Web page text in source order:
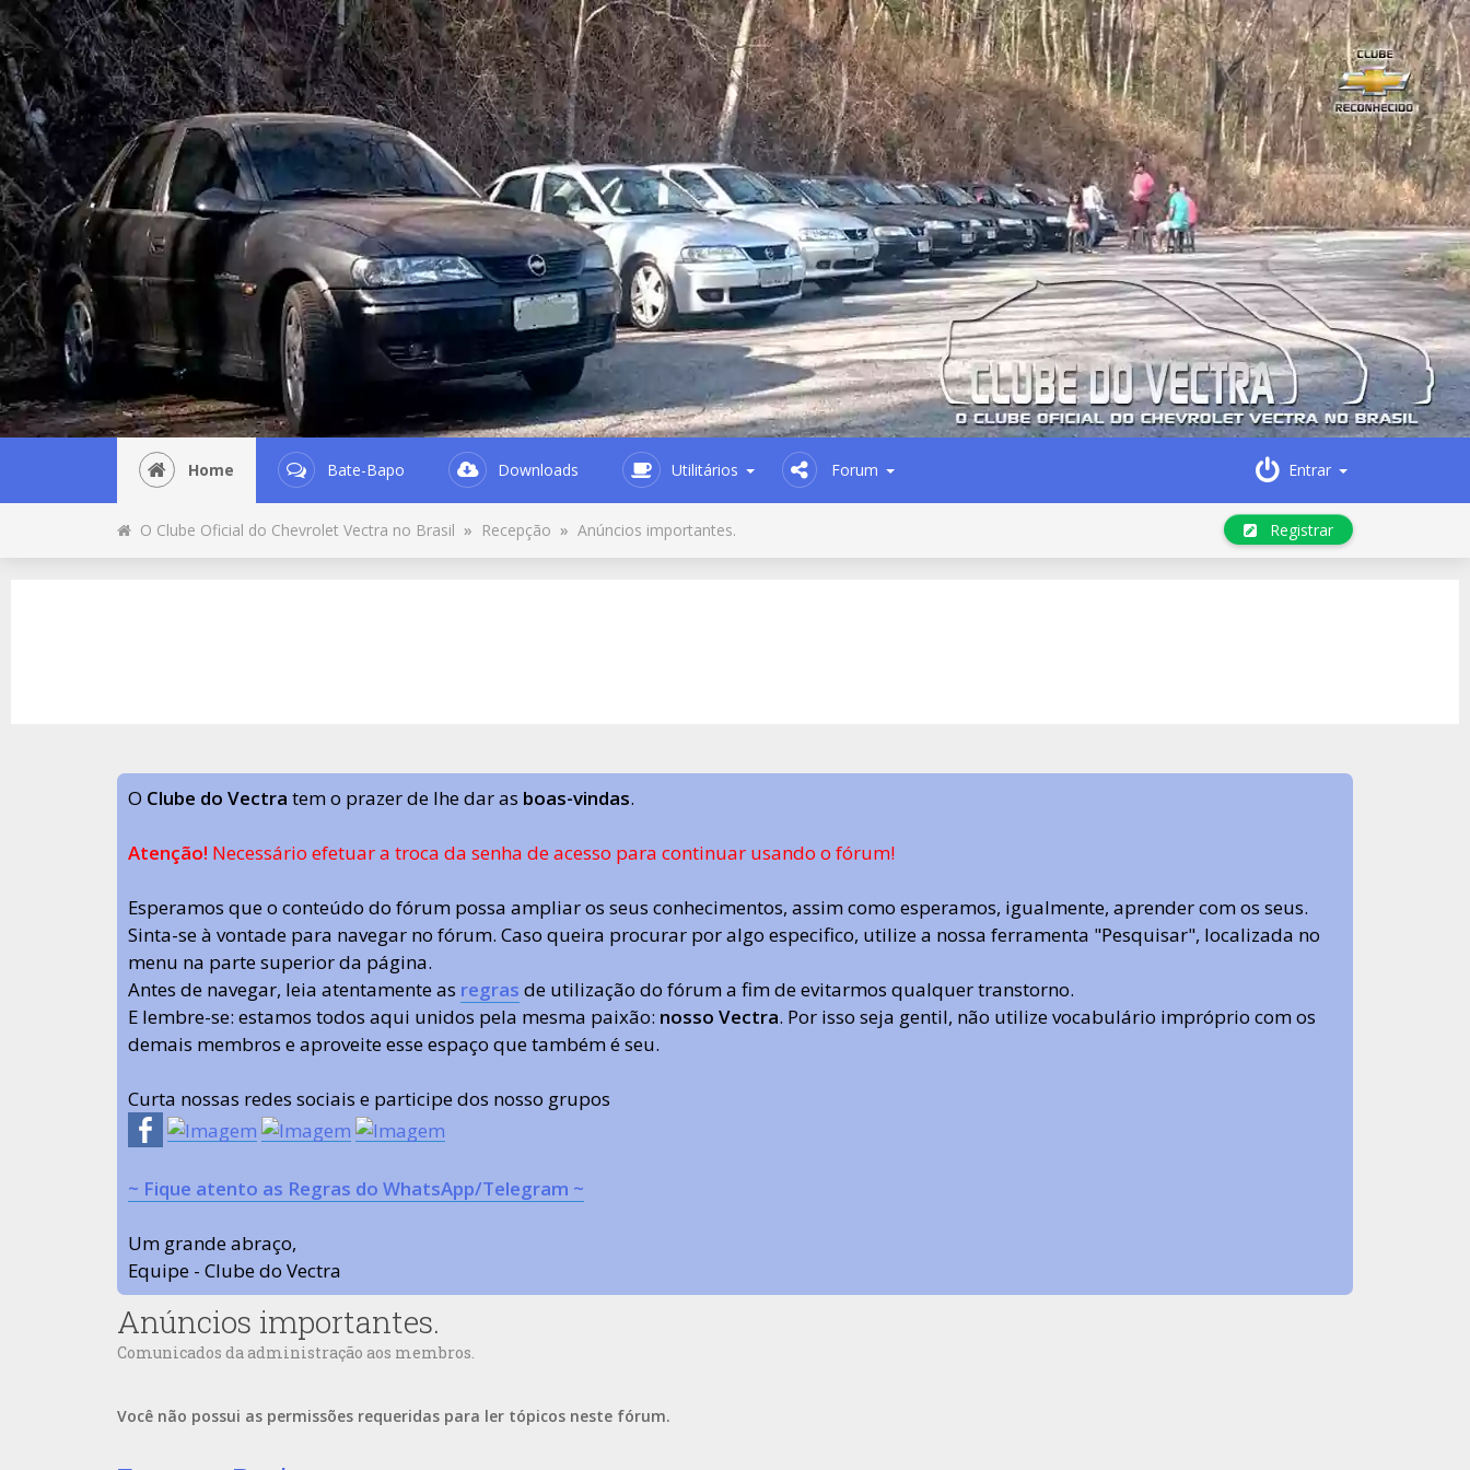
Home Bate-Bapo Downloads Utilitários Forum Entrar
O Clube Oficial do Chevrolet Vectra no Brasil » Recepção » Anúncios importantes. Registrar
O Clube do Vectra tem o prazer de lhe dar as boas-vindas.
Atenção! Necessário efetuar a troca da senha de acesso para continuar usando o fórum!
Esperamos que o conteúdo do fórum possa ampliar os seus conhecimentos, assim como esperamos, igualmente, aprender com os seus.
Sinta-se à vontade para navegar no fórum. Caso queira procurar por algo especifico, utilize a nossa ferramenta "Pesquisar", localizada no
menu na parte superior da página.
Antes de navegar, leia atentamente as regras de utilização do fórum a fim de evitarmos qualquer transtorno.
E lembre-se: estamos todos aqui unidos pela mesma paixão: nosso Vectra. Por isso seja gentil, não utilize vocabulário impróprio com os
demais membros e aproveite esse espaço que também é seu.
Curta nossas redes sociais e participe dos nosso grupos
~ Fique atento as Regras do WhatsApp/Telegram ~
Um grande abraço,
Equipe - Clube do Vectra
Anúncios importantes.
Comunicados da administração aos membros.
Você não possui as permissões requeridas para ler tópicos neste fórum.